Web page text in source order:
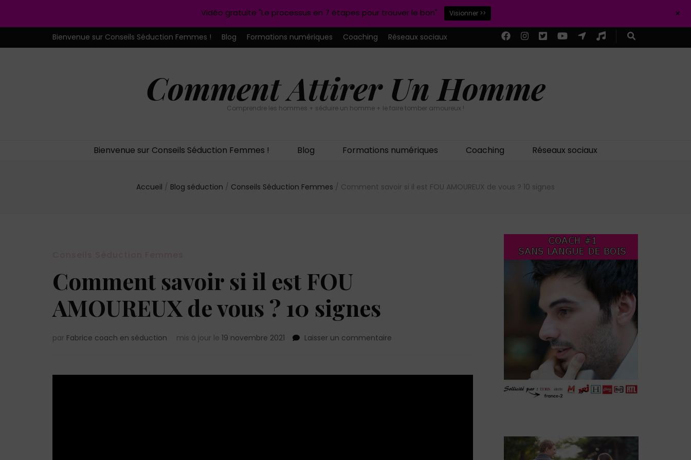
Bienvenue sur Conseils Séduction Femmes ! Blog Formations numériques Coaching Réseaux sociaux
Comment Attirer Un Homme
Comprendre les hommes + séduire un homme + le faire tomber amoureux !
Bienvenue sur Conseils Séduction Femmes ! Blog Formations numériques Coaching Réseaux sociaux
Accueil / Blog séduction / Conseils Séduction Femmes / Comment savoir si il est FOU AMOUREUX de vous ? 10 signes
Comment savoir si il est FOU
AMOUREUX de vous ? 10 signes
par Fabrice coach en séduction mis à jour le 19 novembre 2021 Laisser un commentaire
Vidéo gratuite "Le processus en 7 étapes pour trouver le bon" Visionner >> +